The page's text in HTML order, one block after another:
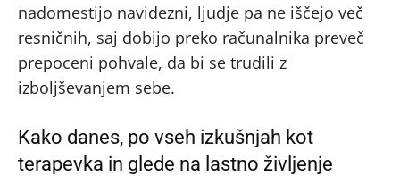
nadomestijo navidezni, ljudje pa ne iščejo več
resničnih, saj dobijo preko računalnika preveč
prepoceni pohvale, da bi se trudili z
izboljševanjem sebe.
Kako danes, po vseh izkušnjah kot
terapevka in glede na lastno življenje